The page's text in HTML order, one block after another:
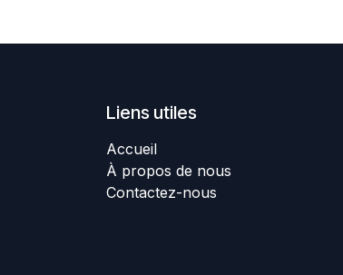
Liens utiles
Accueil
À propos de nous
Contactez-nous